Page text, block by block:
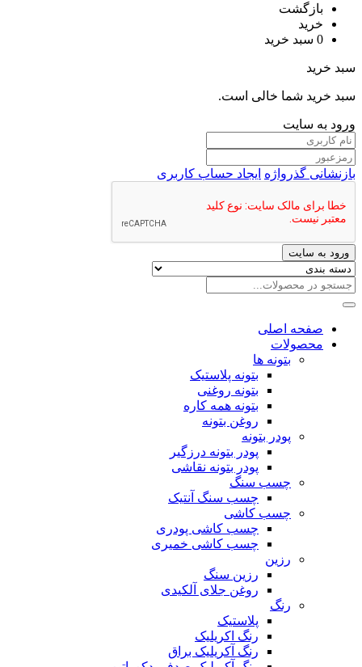
بازگشت
خرید
0 سبد خرید
سبد خرید
سبد خرید شما خالی است.
ورود به سایت
بازنشانی گذرواژه ایجاد حساب کاربری
ورود به سایت
صفحه اصلی
محصولات
بتونه ها
بتونه پلاستیک
بتونه روغنی
بتونه همه کاره
روغن بتونه
پودر بتونه
پودر بتونه درزگیر
پودر بتونه نقاشی
چسب سنگ
چسب سنگ آنتیک
چسب کاشی
چسب کاشی پودری
چسب کاشی خمیری
رزین
رزین سنگ
روغن جلای آلکیدی
رنگ
پلاستیک
رنگ اکریلیک
رنگ آکریلیک براق